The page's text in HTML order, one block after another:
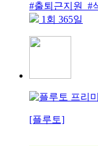
#출퇴근지원 #
1회 365일
[플루토]